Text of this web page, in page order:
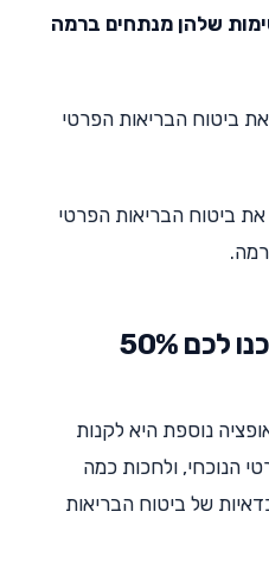
שלהן מנתחים ברמה
ביטוח הבריאות הפרטי
ביטוח הבריאות הפרטי
עדיין לא בטוחים? חסכנו לכם 50%
נוספת היא לקנות
הנוכחי, ולחכות כמה
של ביטוח הבריאות